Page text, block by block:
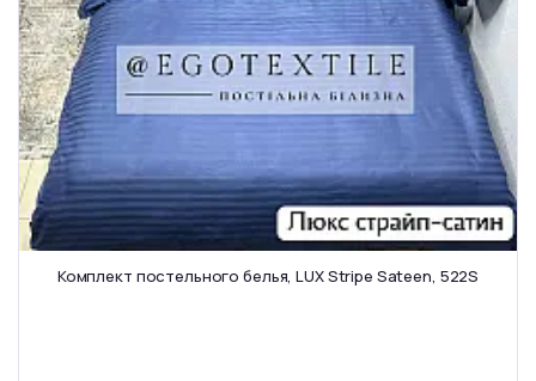
Комплект постельного белья, LUX Stripe Sateen, 522S